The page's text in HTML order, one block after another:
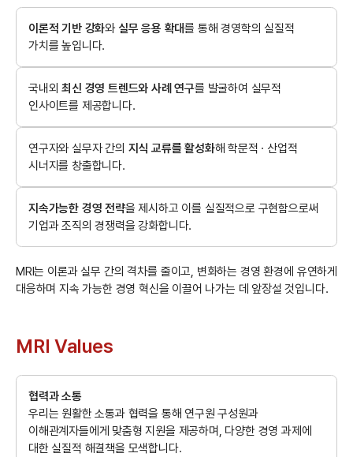
이론적 기반 강화와 실무 응용 확대를 통해 경영학의 실질적
가치를 높입니다.
국내외최신 경영 트렌드와 사례 연구를 발굴하여 실무적
인사이트를 제공합니다.
연구자와 실무자 간의 지식 교류를 활성화해 학문적 · 산업적
시너지를 창출합니다.
지속가능한 경영 전략을 제시하고 이를 실질적으로 구현함으로써
기업과 조직의 경쟁력을 강화합니다.
MRI는 이론과 실무 간의 격차를 줄이고, 변화하는 경영 환경에 유연하게
대응하며 지속 가능한 경영 혁신을 이끌어 나가는 데 앞장설 것입니다.
MRI Values
협력과 소통
우리는 원활한 소통과 협력을 통해 연구원 구성원과
이해관계자들에게 맞춤형 지원을 제공하며, 다양한 경영 과제에
대한 실질적 해결책을 모색합니다.